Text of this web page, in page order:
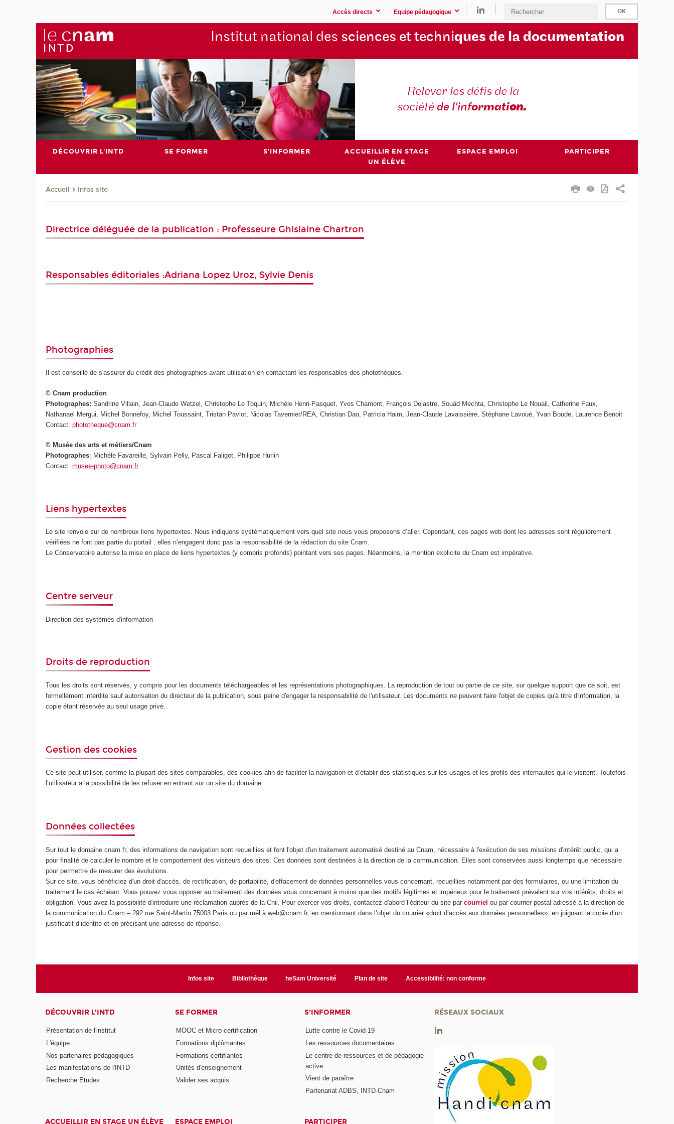
Accès directs Equipe pédagogique
Institut national des sciences et techniques de la documentation
Relever les défis de la
sociétéde l'information.
DÉCOUVRIR L'INTD SE FORMER S'INFORMER
ACCUEILLIR EN STAGE
UN ÉLÈVE
ESPACE EMPLOI PARTICIPER
Accueil Infos site
Directrice déléguée de la publication : Professeure Ghislaine Chartron
Responsables éditoriales :Adriana Lopez Uroz, Sylvie Denis
Photographies
Il est conseillé de s'assurer du crédit des photographies avant utilisation en contactant les responsables des photothèques.
© Cnam production
Photographes: Sandrine Villain, Jean-Claude Wetzel, Christophe Le Toquin, Michèle Henri-Pasquet, Yves Chamont, François Delastre, Souäd Mechta, Christophe Le Nouail, Catherine Faux,
Nathanaël Mergui, Michel Bonnefoy, Michel Toussaint, Tristan Paviot, Nicolas Tavernier/REA, Christian Dao, Patricia Haim, Jean-Claude Lavaissière, Stéphane Lavoué, Yvan Boude, Laurence Benoit
Contact:phototheque@cnam.fr
© Musée des arts et métiers/Cnam
Photographes: Michèle Favareille, Sylvain Pelly, Pascal Faligot, Philippe Hurlin
Contact:musee-photo@cnam.fr
Liens hypertextes
Le site renvoie sur de nombreux liens hypertextes. Nous indiquons systématiquement vers quel site nous vous proposons d’aller. Cependant, ces pages web dont les adresses sont régulièrement
vérifiées ne font pas partie du portail : elles n’engagent donc pas la responsabilité de la rédaction du site Cnam.
Le Conservatoire autorise la mise en place de liens hypertextes (y compris profonds) pointant vers ses pages. Néanmoins, la mention explicite du Cnam est impérative.
Centre serveur
Direction des systèmes d'information
Droits de reproduction
Tous les droits sont réservés, y compris pour les documents téléchargeables et les représentations photographiques. La reproduction de tout ou partie de ce site, sur quelque support que ce soit, est
formellement interdite sauf autorisation du directeur de la publication, sous peine d'engager la responsabilité de l'utilisateur. Les documents ne peuvent faire l'objet de copies qu'à titre d'information, la
copie étant réservée au seul usage privé.
Gestion des cookies
Ce site peut utiliser, comme la plupart des sites comparables, des cookies afin de faciliter la navigation et d’établir des statistiques sur les usages et les profils des internautes qui le visitent. Toutefois
l’utilisateur a la possibilité de les refuser en entrant sur un site du domaine.
Données collectées
Sur tout le domaine cnam.fr, des informations de navigation sont recueillies et font l'objet d'un traitement automatisé destiné au Cnam, nécessaire à l'exécution de ses missions d'intérêt public, qui a
pour finalité de calculer le nombre et le comportement des visiteurs des sites. Ces données sont destinées à la direction de la communication. Elles sont conservées aussi longtemps que nécessaire
pour permettre de mesurer des évolutions.
Sur ce site, vous bénéficiez d'un droit d'accès, de rectification, de portabilité, d'effacement de données personnelles vous concernant, recueillies notamment par des formulaires, ou une limitation du
traitement le cas échéant. Vous pouvez vous opposer au traitement des données vous concernant à moins que des motifs légitimes et impérieux pour le traitement prévalent sur vos intérêts, droits et
obligation. Vous avez la possibilité d'introduire une réclamation auprès de la Cnil. Pour exercer vos droits, contactez d'abord l’éditeur du site parcourriel ou par courrier postal adressé à la direction de
la communication du Cnam – 292 rue Saint-Martin 75003 Paris ou par mél à web@cnam.fr, en mentionnant dans l’objet du courrier «droit d’accès aux données personnelles», en joignant la copie d’un
justificatif d’identité et en précisant une adresse de réponse.
Infos site Bibliothèque heSam Université Plan de site Accessibilité: non conforme
DÉCOUVRIR L'INTD
Présentation de l'institut
L'équipe
Nos partenaires pédagogiques
Les manifestations de l'INTD
Recherche Etudes
SE FORMER
MOOC et Micro-certification
Formations diplômantes
Formations certifiantes
Unités d'enseignement
Valider ses acquis
S'INFORMER
Lutte contre le Covid-19
Les ressources documentaires
Le centre de ressources et de pédagogie
active
Vient de paraître
Partenariat ADBS, INTD-Cnam
ACCUEILLIR EN STAGE UN ÉLÈVE ESPACE EMPLOI PARTICIPER
RÉSEAUX SOCIAUX